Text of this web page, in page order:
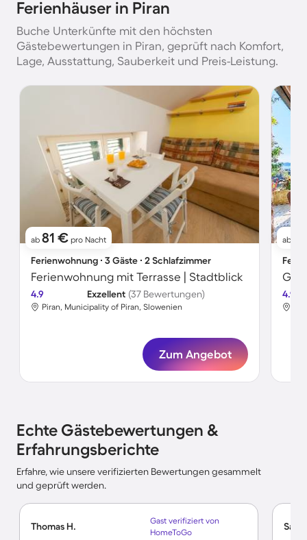
Ferienhäuser in Piran
Buche Unterkünfte mit den höchsten
Gästebewertungen in Piran, geprüft nach Komfort,
Lage, Ausstattung, Sauberkeit und Preis-Leistung.
ab 81 € pro Nacht
Ferienwohnung ∙ 3 Gäste ∙ 2 Schlafzimmer
Ferienwohnung mit Terrasse | Stadtblick
4.9 Exzellent (37 Bewertungen)
Piran, Municipality of Piran, Slowenien
Zum Angebot
ab
4.9
Echte Gästebewertungen &
Erfahrungsberichte
Erfahre, wie unsere verifizierten Bewertungen gesammelt
und geprüft werden.
Thomas H.
Gast verifiziert von
HomeToGo